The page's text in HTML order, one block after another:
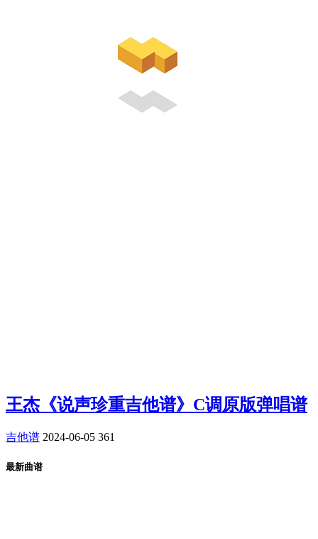
王杰《说声珍重吉他谱》C调原版弹唱谱
吉他谱 2024-06-05 361
最新曲谱